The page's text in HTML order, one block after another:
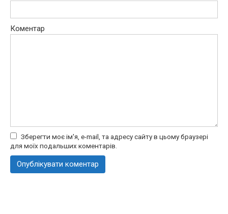
Коментар
Зберегти моє ім'я, e-mail, та адресу сайту в цьому браузері
для моїх подальших коментарів.